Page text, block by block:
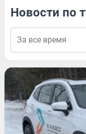
Новости по